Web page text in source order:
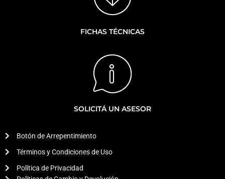
FICHAS TÉCNICAS
SOLICITÁ UN ASESOR
Botón de Arrepentimiento
Términos y Condiciones de Uso
Política de Privacidad